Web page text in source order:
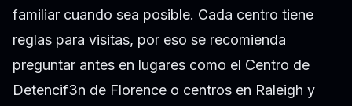
familiar cuando sea posible. Cada centro tiene
reglas para visitas, por eso se recomienda
preguntar antes en lugares como el Centro de
Detencif3n de Florence o centros en Raleigh y